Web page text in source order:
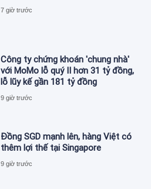
7 giờ trước
Công ty chứng khoán 'chung nhà'
với MoMo lỗ quý II hơn 31 tỷ đồng,
lỗ lũy kế gần 181 tỷ đồng
9 giờ trước
Đồng SGD mạnh lên, hàng Việt có
thêm lợi thế tại Singapore
9 giờ trước